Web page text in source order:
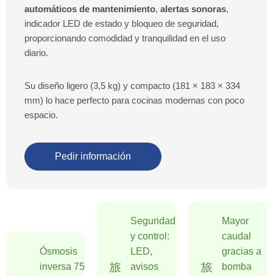
automáticos de mantenimiento, alertas sonoras,
indicador LED de estado y bloqueo de seguridad,
proporcionando comodidad y tranquilidad en el uso
diario.
Su diseño ligero (3,5 kg) y compacto (181 × 183 × 334
mm) lo hace perfecto para cocinas modernas con poco
espacio.
Pedir información
Ósmosis
inversa 75
Seguridad
y control:
LED,
avisos
Mayor
caudal
gracias a
bomba